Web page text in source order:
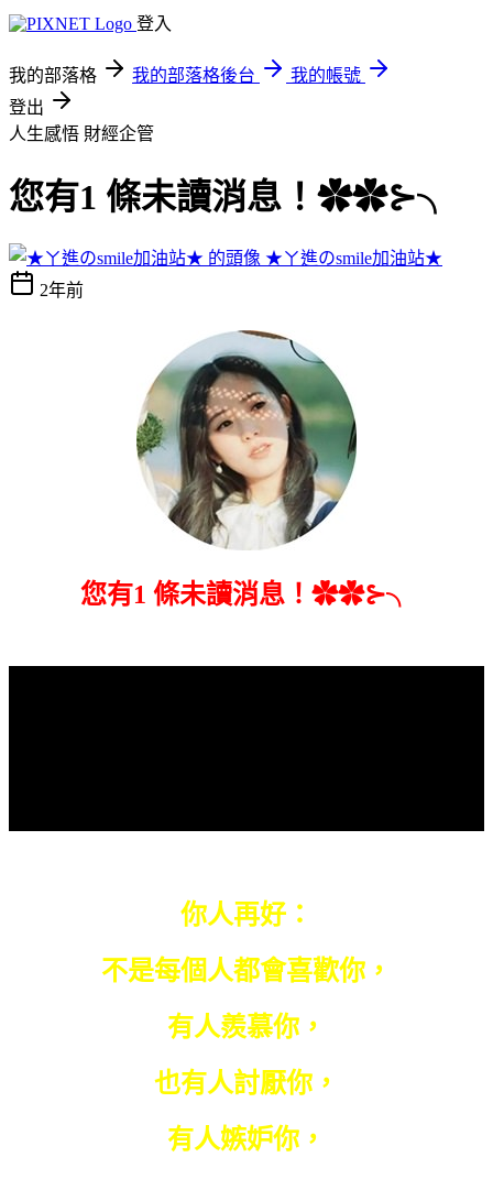
登入
我的部落格 我的部落格後台
我的帳號
登出
人生感悟 財經企管
您有1 條未讀消息！✿✿⊱╮
★ㄚ進のsmile加油站★
2年前
您有1 條未讀消息！✿✿⊱╮
你人再好：
不是每個人都會喜歡你，
有人羨慕你，
也有人討厭你，
有人嫉妒你，